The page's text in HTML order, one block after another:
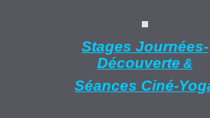
Stages Journées-
Découverte &
Séances Ciné-